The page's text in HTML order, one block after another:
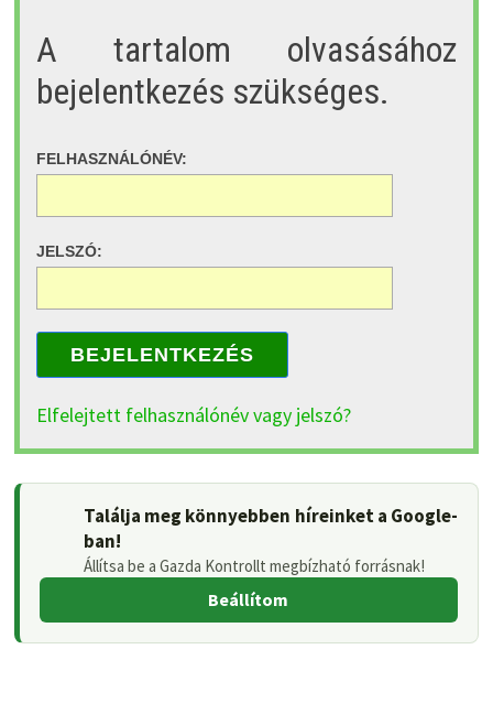
A tartalom olvasásához
bejelentkezés szükséges.
FELHASZNÁLÓNÉV:
JELSZÓ:
BEJELENTKEZÉS
Elfelejtett felhasználónév vagy jelszó?
Találja meg könnyebben híreinket a Google-
ban!
Állítsa be a Gazda Kontrollt megbízható forrásnak!
Beállítom